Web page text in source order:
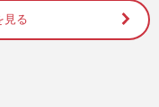
14選》年間20万〜
柄保有の“達人主
見る